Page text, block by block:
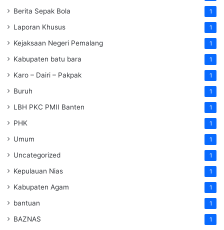
Berita Sepak Bola 1
Laporan Khusus 1
Kejaksaan Negeri Pemalang 1
Kabupaten batu bara 1
Karo – Dairi – Pakpak 1
Buruh 1
LBH PKC PMII Banten 1
PHK 1
Umum 1
Uncategorized 1
Kepulauan Nias 1
Kabupaten Agam 1
bantuan 1
BAZNAS 1